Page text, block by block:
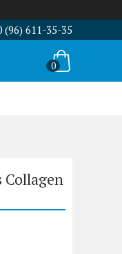
(96) 611-35-35
Collagen